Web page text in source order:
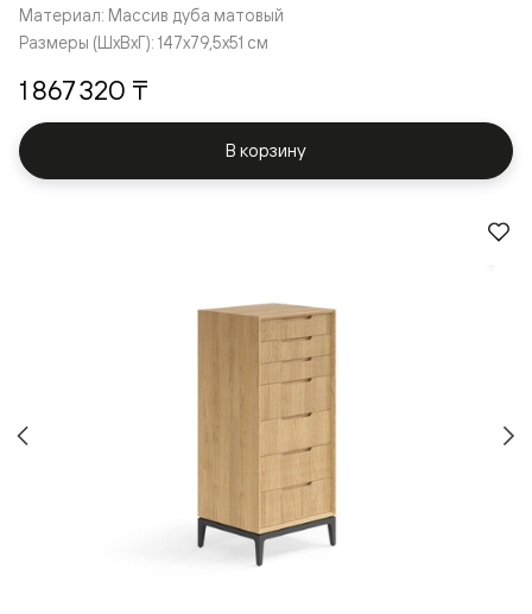
Материал: Массив дуба матовый
Размеры (ШxВxГ): 147x79,5x51 см
1 867 320 ₸
В корзину